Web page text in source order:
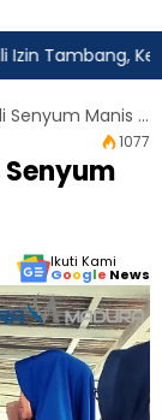
Kejagung
AWALS Buat Warga Sapudi Senyum Manis di Jumat Manis
1077
Ikuti Kami
Google News